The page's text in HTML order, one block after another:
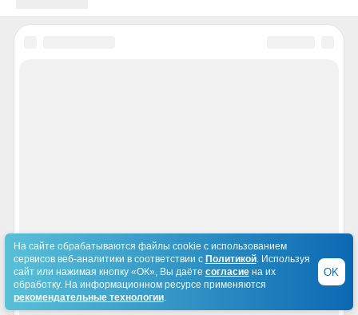
На сайте обрабатываются файлы cookie с использованием
сервисов веб-аналитики в соответствии с Политикой. Используя
сайт или нажимая кнопку «ОК», Вы даёте согласиена их
обработку. На информационном ресурсе применяются
рекомендательные технологии.
OK